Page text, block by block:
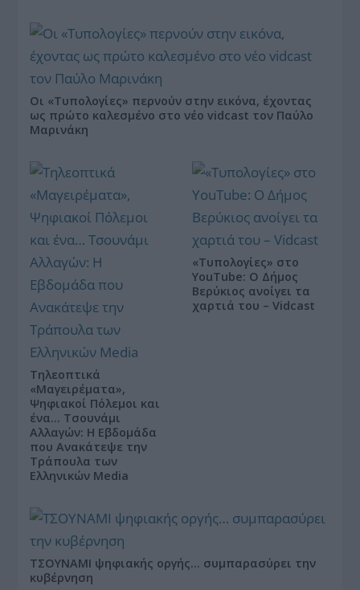
Οι «Τυπολογίες» περνούν στην εικόνα, έχοντας
ως πρώτο καλεσμένο στο νέο vidcast τον Παύλο
Μαρινάκη
Τηλεοπτικά
«Μαγειρέματα»,
Ψηφιακοί Πόλεμοι και
ένα… Τσουνάμι
Αλλαγών: Η Εβδομάδα
που Ανακάτεψε την
Τράπουλα των
Ελληνικών Media
«Τυπολογίες» στο
YouTube: Ο Δήμος
Βερύκιος ανοίγει τα
χαρτιά του – Vidcast
ΤΣΟΥΝΑΜΙ ψηφιακής οργής… συμπαρασύρει την
κυβέρνηση